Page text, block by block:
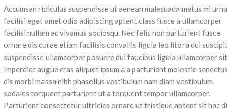
Accumsan ridiculus suspendisse ut aenean malesuada metus mi
facilisi eget amet odio adipiscing aptent class fusce a ullamcorper
facilisi nullam ac vivamus sociosqu. Nec felis non parturient fusce
ornare dis curae etiam facilisis convallis ligula leo litora dui
suspendisse ullamcorper posuere dui faucibus ligula ullamcorper
Imperdiet augue cras aliquet ipsum a a parturient molestie
dis morbi massa nibh phasellus vestibulum nam diam vestibulum
sodales torquent parturient ut a torquent tempor ullamcorper.
Parturient consectetur ultricies ornare ut tristique aptent sit hac